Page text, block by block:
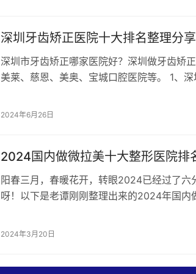
深圳牙齿矫正医院十大排名整理分享
深圳市牙齿矫正哪家医院好？深圳做牙齿矫
美莱、慈恩、美奥、宝城口腔医院等。 1、
2024年6月26日
2024国内做微拉美十大整形医院排
阳春三月，春暖花开，转眼2024已经过了六
呀！以下是老谭刚刚整理出来的2024年国内
2024年3月20日